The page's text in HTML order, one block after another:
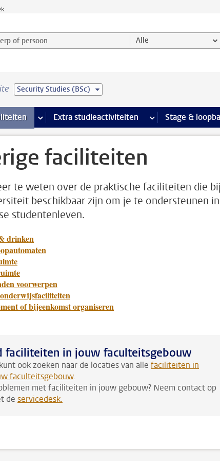
of persoon en selecteer categorie Alle
Security Studies (BSc)
pagina’s
meer Faciliteiten pagina’s
Extra studieactiviteiten meer Extra
Stage &
faciliteiten
te weten over de praktische faciliteiten die bij
beschikbaar zijn om je te ondersteunen
studentenleven.
drinken
voorwerpen
of bijeenkomst organiseren
faciliteiten in jouw faculteitsgebouw
ook zoeken naar de locaties van alle faciliteiten in
faculteitsgebouw.
met faciliteiten in jouw gebouw? Neem contact op
de servicedesk.